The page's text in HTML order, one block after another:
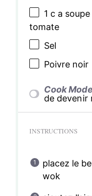
1 c a
tomate
Sel
Poivre noir
Cook Mode
de devenir
INSTRUCTIONS
placez le
wok